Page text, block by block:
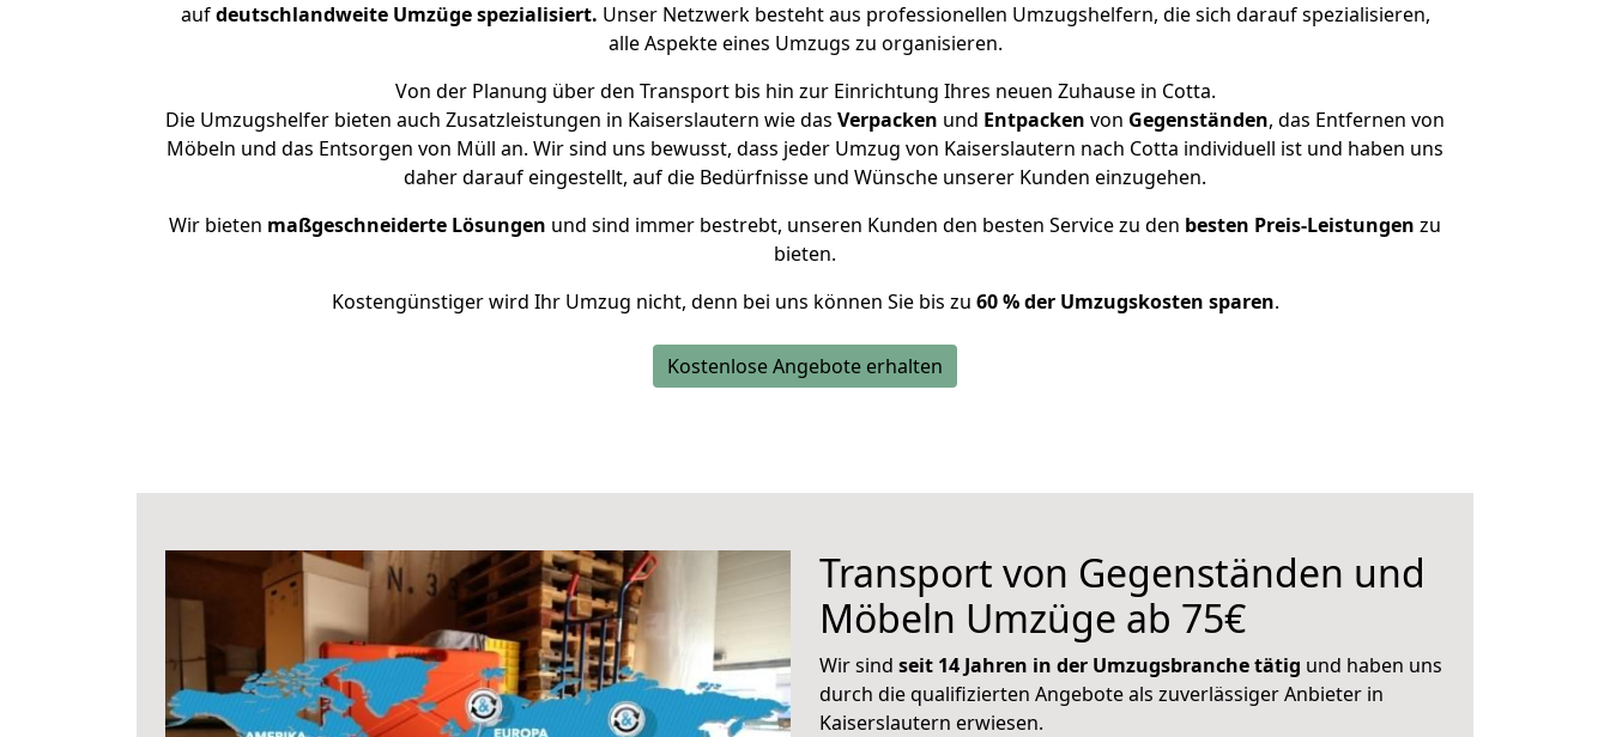
aufdeutschlandweite Umzüge spezialisiert. Unser Netzwerk besteht aus professionellen Umzugshelfern, die sich darauf spezialisieren,
alle Aspekte eines Umzugs zu organisieren.
Von der Planung über den Transport bis hin zur Einrichtung Ihres neuen Zuhause in Cotta.
Die Umzugshelfer bieten auch Zusatzleistungen in Kaiserslautern wie das Verpacken und Entpacken von Gegenständen, das Entfernen von
Möbeln und das Entsorgen von Müll an. Wir sind uns bewusst, dass jeder Umzug von Kaiserslautern nach Cotta individuell ist und haben uns
daher darauf eingestellt, auf die Bedürfnisse und Wünsche unserer Kunden einzugehen.
Wir bieten maßgeschneiderte Lösungen und sind immer bestrebt, unseren Kunden den besten Service zu den besten Preis-Leistungen zu
bieten.
Kostengünstiger wird Ihr Umzug nicht, denn bei uns können Sie bis zu 60 % der Umzugskosten sparen.
Kostenlose Angebote erhalten
Transport von Gegenständen und
Möbeln Umzüge ab 75€
Wir sind seit 14 Jahren in der Umzugsbranche tätig und haben uns
durch die qualifizierten Angebote als zuverlässiger Anbieter in
Kaiserslautern erwiesen.